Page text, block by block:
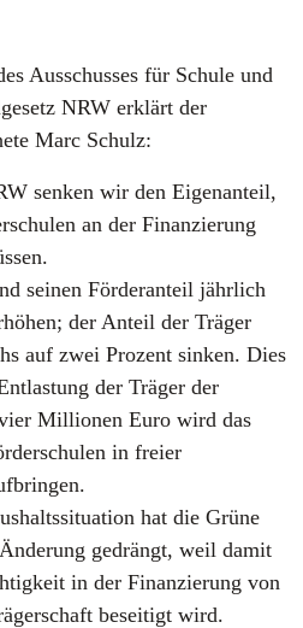
Ausschusses für Schule und
NRW erklärt der
Marc Schulz:
senken wir den Eigenanteil,
an der Finanzierung
seinen Förderanteil jährlich
der Anteil der Träger
auf zwei Prozent sinken. Dies
der Träger der
Millionen Euro wird das
in freier
hat die Grüne
gedrängt, weil damit
in der Finanzierung von
beseitigt wird.